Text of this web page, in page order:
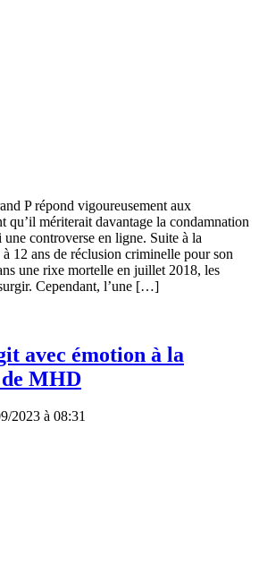
P répond vigoureusement aux
qu’il mériterait davantage la condamnation
controverse en ligne. Suite à la
12 ans de réclusion criminelle pour son
une rixe mortelle en juillet 2018, les
Cependant, l’une […]
avec émotion à la
MHD
2023 à 08:31